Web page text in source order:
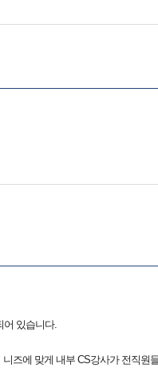
어 있습니다.
즈에 맞게 내부 CS강사가 전직원